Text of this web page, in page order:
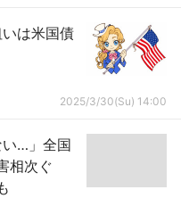
いは米国債
2025/3/30(Su) 14:00
い…」全国
相次ぐ